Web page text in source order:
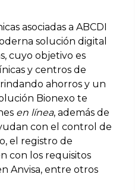
asociadas a ABCDI
solución digital
cuyo objetivo es
y centros de
ahorros y un
Bionexo te
en línea, además de
con el control de
el registro de
con los requisitos
Anvisa, entre otros